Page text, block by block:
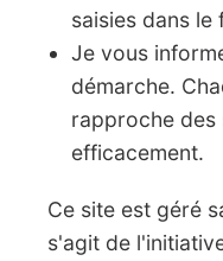
saisies dans
Je vous
démarche.
rapproche des
efficacement.
Ce site est géré
s'agit de